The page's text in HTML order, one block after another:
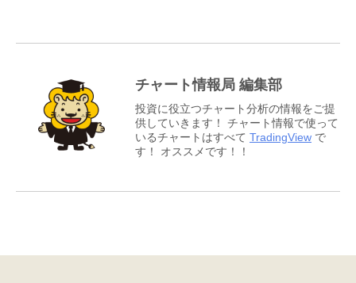
チャート情報局 編集部
投資に役立つチャート分析の情報をご提
供していきます！ チャート情報で使って
いるチャートはすべて TradingView で
す！ オススメです！！